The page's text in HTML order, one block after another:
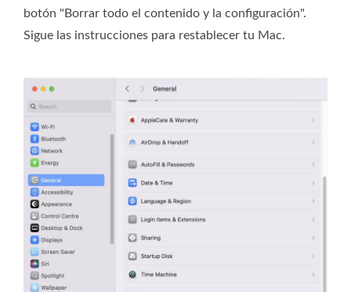
botón "Borrar todo el contenido y la configuración".
Sigue las instrucciones para restablecer tu Mac.